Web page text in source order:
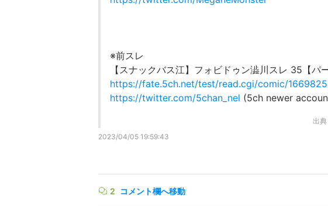
※前スレ
【スナックバス江】フォビドゥン澁川スレ 35【パ
https://fate.5ch.net/test/read.cgi/comic/
https://twitter.com/5chan_nel (5ch newer
出典
2023/04/05 19:59:43
2 コメント欄へ移動